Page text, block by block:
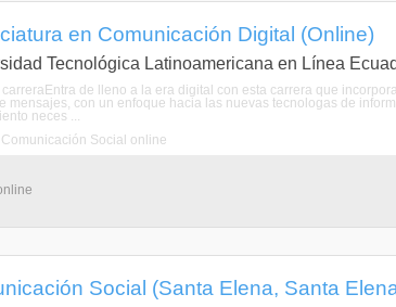
en Comunicación Digital (Online)
Tecnológica Latinoamericana en Línea
de lleno a la era digital con esta carrera que
mensajes, con un enfoque hacia las nuevas tecnologas de
neces ...
Comunicación Social online
Social (Santa Elena, Santa